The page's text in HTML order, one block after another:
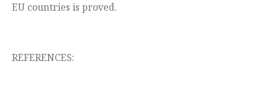
EU countries is proved.
REFERENCES: